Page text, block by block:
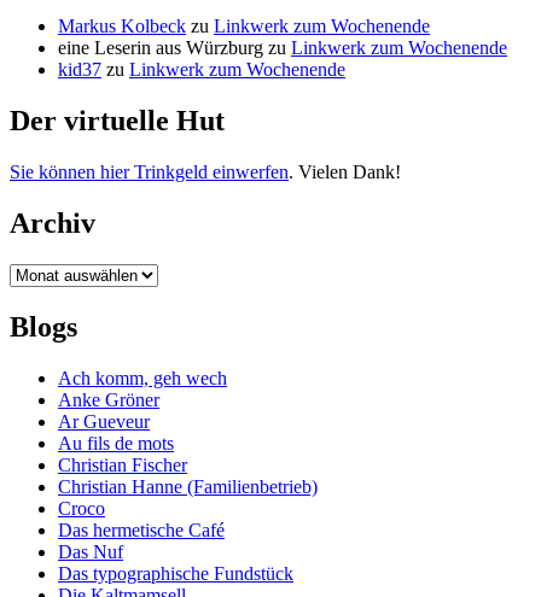
Markus Kolbeck zu Linkwerk zum Wochenende
eine Leserin aus Würzburg zu Linkwerk zum Wochenende
kid37 zu Linkwerk zum Wochenende
Der virtuelle Hut
Sie können hier Trinkgeld einwerfen. Vielen Dank!
Archiv
Archiv
Blogs
Ach komm, geh wech
Anke Gröner
Ar Gueveur
Au fils de mots
Christian Fischer
Christian Hanne (Familienbetrieb)
Croco
Das hermetische Café
Das Nuf
Das typographische Fundstück